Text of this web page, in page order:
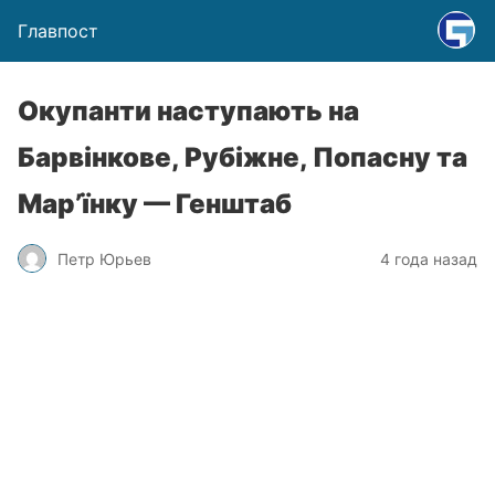
Главпост
Окупанти наступають на
Барвінкове, Рубіжне, Попасну та
Мар’їнку — Генштаб
Петр Юрьев 4 года назад